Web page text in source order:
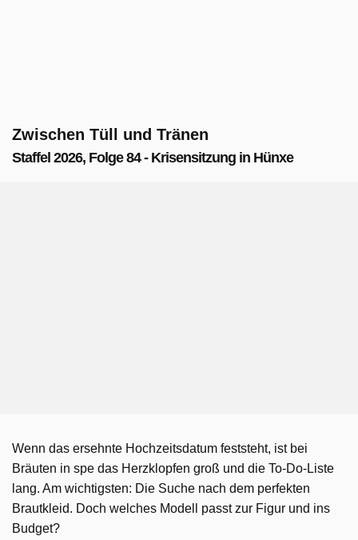
Zwischen Tüll und Tränen
Staffel 2026, Folge 84 - Krisensitzung in Hünxe
Wenn das ersehnte Hochzeitsdatum feststeht, ist bei
Bräuten in spe das Herzklopfen groß und die To-Do-Liste
lang. Am wichtigsten: Die Suche nach dem perfekten
Brautkleid. Doch welches Modell passt zur Figur und ins
Budget?